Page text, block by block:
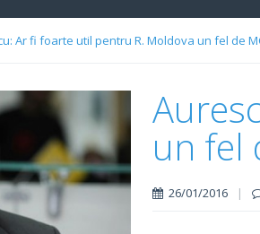
Ar fi foarte util pentru R. Moldova un fel de
un fel
26/01/2016 |